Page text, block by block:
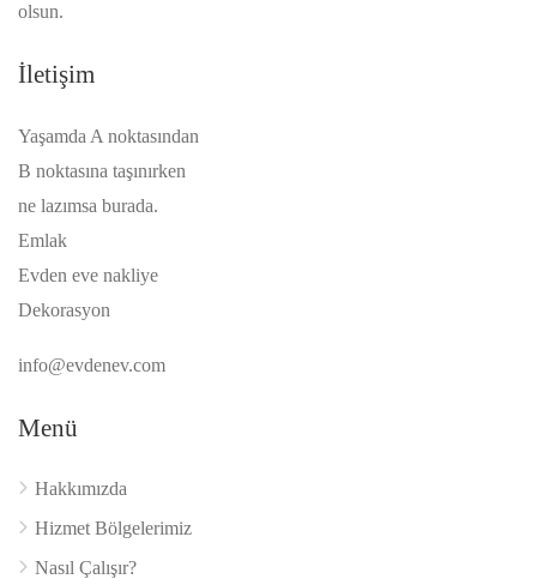
olsun.
İletişim
Yaşamda A noktasından
B noktasına taşınırken
ne lazımsa burada.
Emlak
Evden eve nakliye
Dekorasyon
info@evdenev.com
Menü
Hakkımızda
Hizmet Bölgelerimiz
Nasıl Çalışır?